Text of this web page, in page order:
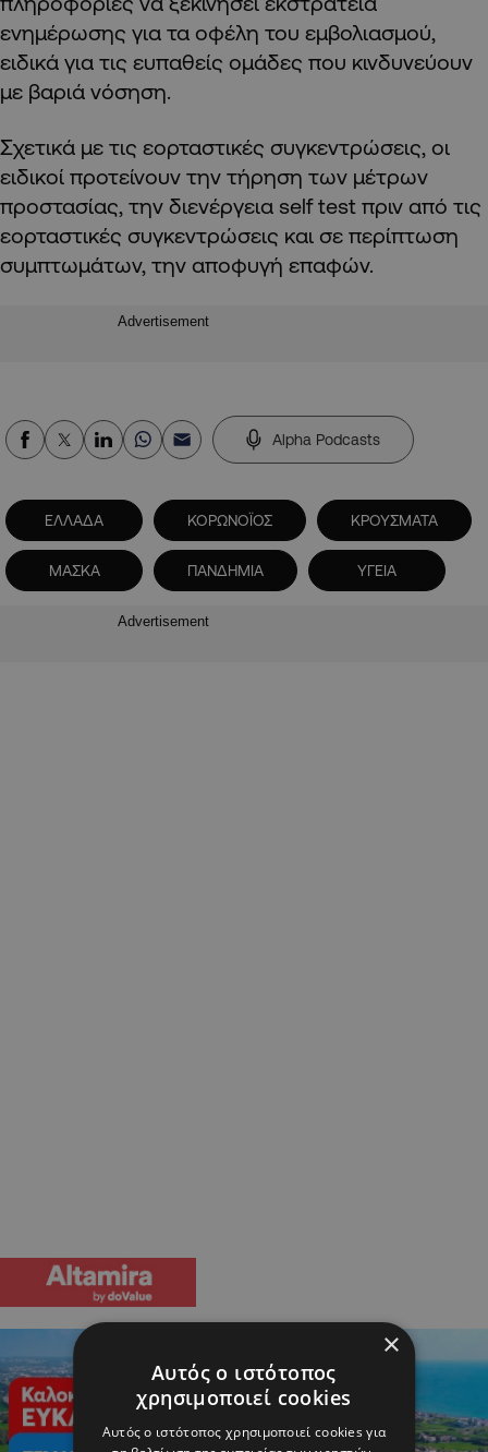
ενημέρωσης για τα οφέλη του εμβολιασμού,
ειδικά για τις ευπαθείς ομάδες που κινδυνεύουν
με βαριά νόσηση.
Σχετικά με τις εορταστικές συγκεντρώσεις, οι
ειδικοί προτείνουν την τήρηση των μέτρων
προστασίας, την διενέργεια self test πριν από τις
εορταστικές συγκεντρώσεις και σε περίπτωση
συμπτωμάτων, την αποφυγή επαφών.
Advertisement
Alpha Podcasts
ΕΛΛΑΔΑ ΚΟΡΩΝΟΪΟΣ ΚΡΟΥΣΜΑΤΑ
ΜΑΣΚΑ ΠΑΝΔΗΜΙΑ ΥΓΕΙΑ
Advertisement
×
Αυτός ο ιστότοπος
χρησιμοποιεί cookies
Αυτός ο ιστότοπος χρησιμοποιεί cookies για